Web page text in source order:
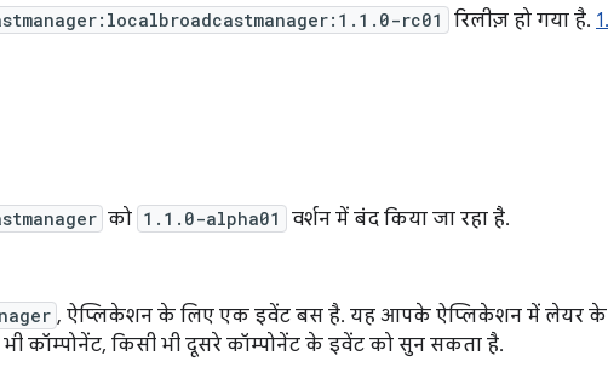
rc01 रिलीज़ हो गया है.
को 1.1.0-alpha01
वर्शन में बंद किया जा रहा है.
, ऐप्लिकेशन के लिए एक इवेंट बस है. यह आपके ऐप्लिकेशन में लेयर के
कॉम्पोनेंट, किसी भी दूसरे कॉम्पोनेंट के इवेंट को सुन सकता है.